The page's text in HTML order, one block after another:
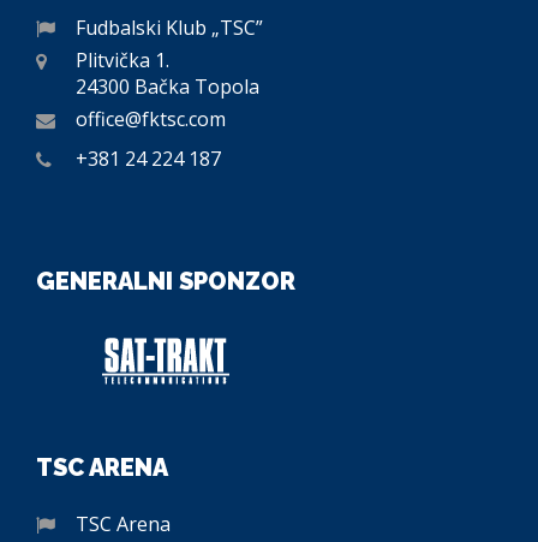
Fudbalski Klub „TSC”
Plitvička 1.
24300 Bačka Topola
office@fktsc.com
+381 24 224 187
GENERALNI SPONZOR
TSC ARENA
TSC Arena